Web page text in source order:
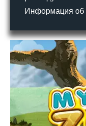
Информация об